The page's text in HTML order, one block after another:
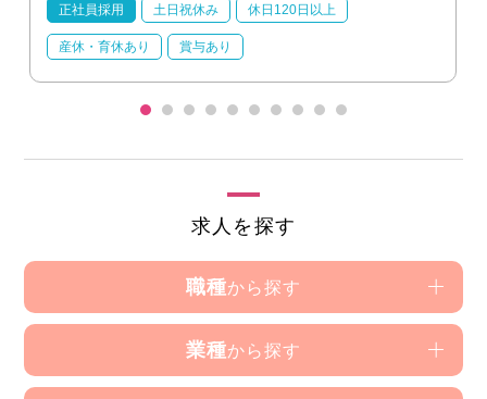
正社員採用 土日祝休み 休日120日以上
産休・育休あり 賞与あり
求人を探す
職種から探す
業種から探す